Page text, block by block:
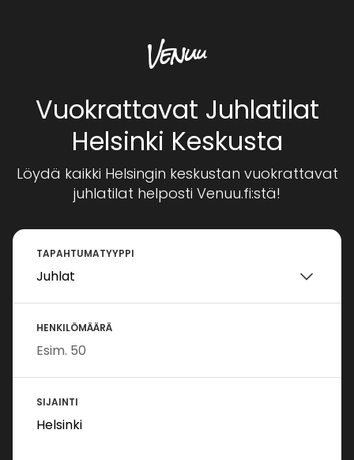
Vuokrattavat Juhlatilat
Helsinki Keskusta
Löydä kaikki Helsingin keskustan vuokrattavat
juhlatilat helposti Venuu.fi:stä!
TAPAHTUMATYYPPI
HENKILÖMÄÄRÄ
SIJAINTI